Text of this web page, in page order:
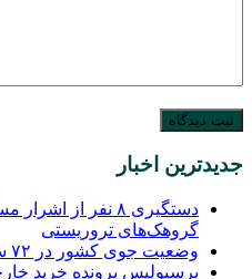
جدیدترین اخبار
دستگیری ۸ نفر از
گروهک‌های تروریستی
وضعیت جوی کشور در ۷۲ ساعت آینده
پرسپولیس پرونده خرید